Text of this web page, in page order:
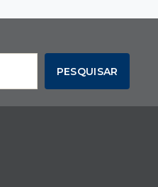
PESQUISAR